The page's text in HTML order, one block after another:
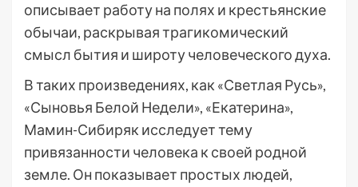
описывает работу на полях и крестьянские
обычаи, раскрывая трагикомический
смысл бытия и широту человеческого духа.
В таких произведениях, как «Светлая Русь»,
«Сыновья Белой Недели», «Екатерина»,
Мамин-Сибиряк исследует тему
привязанности человека к своей родной
земле. Он показывает простых людей,